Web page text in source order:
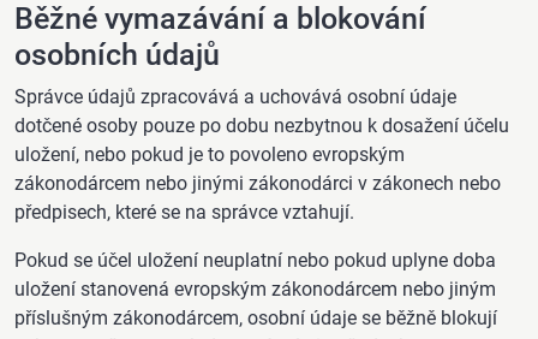
Běžné vymazávání a blokování
osobních údajů
Správce údajů zpracovává a uchovává osobní údaje
dotčené osoby pouze po dobu nezbytnou k dosažení účelu
uložení, nebo pokud je to povoleno evropským
zákonodárcem nebo jinými zákonodárci v zákonech nebo
předpisech, které se na správce vztahují.
Pokud se účel uložení neuplatní nebo pokud uplyne doba
uložení stanovená evropským zákonodárcem nebo jiným
příslušným zákonodárcem, osobní údaje se běžně blokují